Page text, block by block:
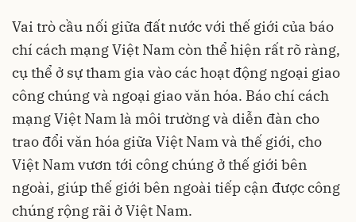
Vai trò cầu nối giữa đất nước với thế giới của báo
chí cách mạng Việt Nam còn thể hiện rất rõ ràng,
cụ thể ở sự tham gia vào các hoạt động ngoại giao
công chúng và ngoại giao văn hóa. Báo chí cách
mạng Việt Nam là môi trường và diễn đàn cho
trao đổi văn hóa giữa Việt Nam và thế giới, cho
Việt Nam vươn tới công chúng ở thế giới bên
ngoài, giúp thế giới bên ngoài tiếp cận được công
chúng rộng rãi ở Việt Nam.